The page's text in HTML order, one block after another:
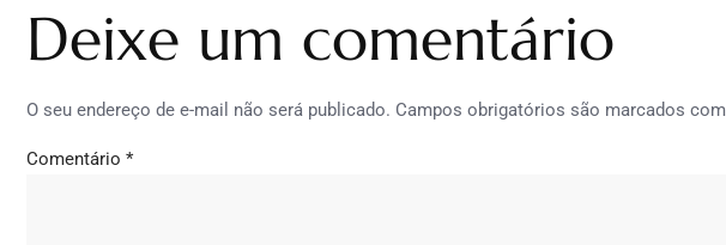
Deixe um comentário
O seu endereço de e-mail não será publicado. Campos obrigatórios são marcados com
Comentário *